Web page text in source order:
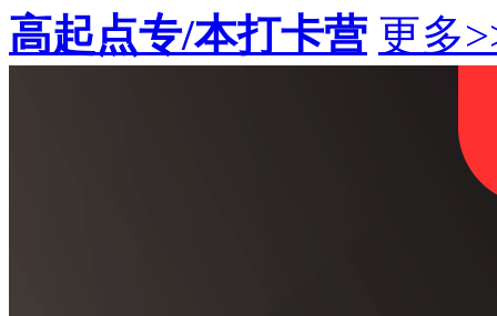
高起点专/本打卡营 更多